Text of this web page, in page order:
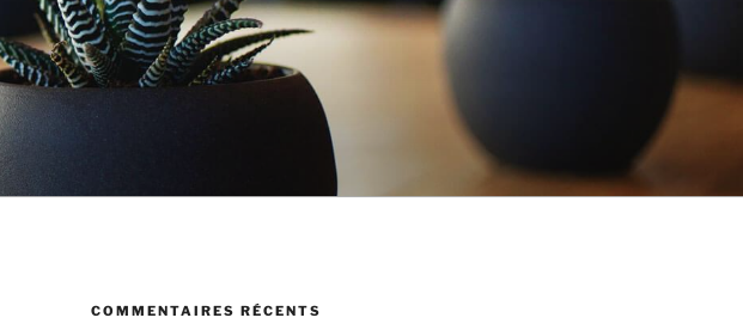
COMMENTAIRES RÉCENTS